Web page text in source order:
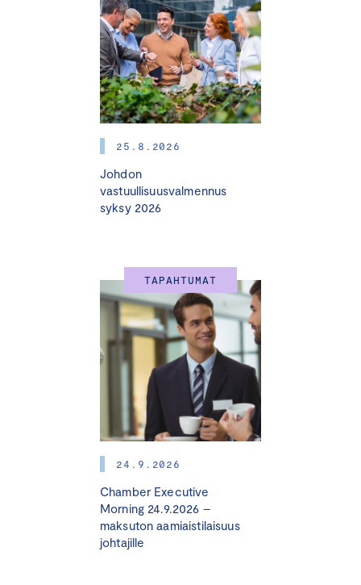
”. Puhujana kouluttajaJannika Lahti
Diakonissalaitokselta.
Tule mukaan ja ota seuraava askel vastuullisuuden
Tietoiskuun osallistuminen ei velvoita sinua mihinkään,
palveluista, joilla voimme tukea juuri sinun työtäsi
kestävän kehityksen saralla.
VASTUULLISUUDEN RATKAISUT 2025
ymmärryksen kasvattamiseksi:
Yritysjohdon vastuullisuusvalmennus
Sustainability for Business Leaders
PK-yrityksen vastuullisuusvalmennus
Yritysjohdon kestävyysverkosto
Suuri yritysvastuupäivä
Suuri ilmasto- ja energiapäivä
Koulutusratkaisut vastuullisuuden käytännön
Hiilijalanjäljen laskentakoulutus verkossa
VSME-kestävyysraportoinnin perusteet pk-
25.8.2026
Johdon
vastuullisuusvalmennus
syksy 2026
TAPAHTUMAT
24.9.2026
Chamber Executive
Morning 24.9.2026 –
maksuton aamiaistilaisuus
johtajille